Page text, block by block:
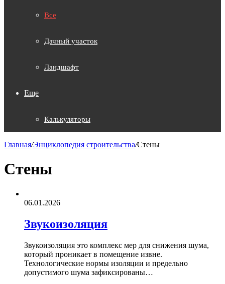
Все
Дачный участок
Ландшафт
Еще
Калькуляторы
Главная/Энциклопедия строительства/Стены
Стены
06.01.2026
Звукоизоляция
Звукоизоляция это комплекс мер для снижения шума,
который проникает в помещение извне.
Технологические нормы изоляции и предельно
допустимого шума зафиксированы…